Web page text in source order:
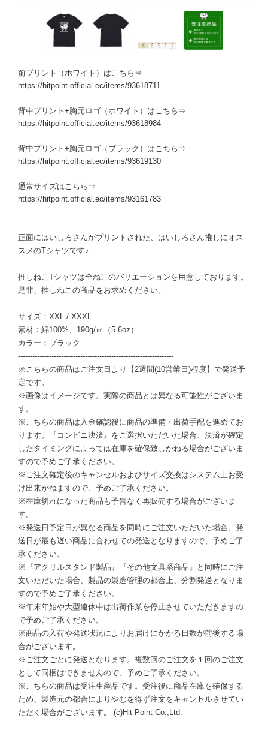
前プリント（ホワイト）はこちら⇒
https://hitpoint.official.ec/items/93618711
背中プリント+胸元ロゴ（ホワイト）はこちら⇒
https://hitpoint.official.ec/items/93618984
背中プリント+胸元ロゴ（ブラック）はこちら⇒
https://hitpoint.official.ec/items/93619130
通常サイズはこちら⇒
https://hitpoint.official.ec/items/93161783
正面にはいしろさんがプリントされた、はいしろさん推しにオス
スメのTシャツです♪
推しねこTシャツは全ねこのバリエーションを用意しております。
是非、推しねこの商品をお求めください。
サイズ：XXL / XXXL
素材：綿100%、190g/㎡（5.6oz）
カラー：ブラック
-----------------------------------------------------------------
※こちらの商品はご注文日より【2週間(10営業日)程度】で発送予
定です。
※画像はイメージです。実際の商品とは異なる可能性がございま
す。
※こちらの商品は入金確認後に商品の準備・出荷手配を進めてお
ります。『コンビニ決済』をご選択いただいた場合、決済が確定
したタイミングによっては在庫を確保致しかねる場合がございま
すので予めご了承ください。
※ご注文確定後のキャンセルおよびサイズ交換はシステム上お受
け出来かねますので、予めご了承ください。
※在庫切れになった商品も予告なく再販売する場合がございま
す。
※発送日予定日が異なる商品を同時にご注文いただいた場合、発
送日が最も遅い商品に合わせての発送となりますので、予めご了
承ください。
※『アクリルスタンド製品』『その他文具系商品』と同時にご注
文いただいた場合、製品の製造管理の都合上、分割発送となりま
すので予めご了承ください。
※年末年始や大型連休中は出荷作業を停止させていただきますの
で予めご了承ください。
※商品の入荷や発送状況によりお届けにかかる日数が前後する場
合がございます。
※ご注文ごとに発送となります。複数回のご注文を１回のご注文
として同梱はできませんので、予めご了承ください。
※こちらの商品は受注生産品です。受注後に商品在庫を確保する
ため、製造元の都合によりやむを得ず注文をキャンセルさせてい
ただく場合がございます。 (c)Hit-Point Co.,Ltd.